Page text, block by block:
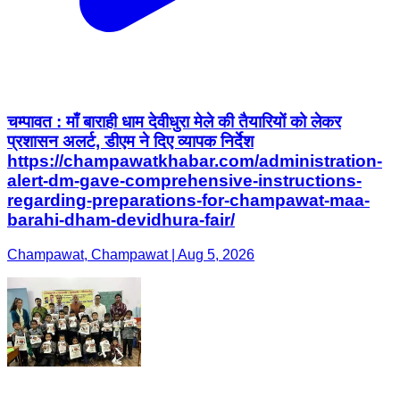
चम्पावत : माँ बाराही धाम देवीधुरा मेले की तैयारियों को लेकर
प्रशासन अलर्ट, डीएम ने दिए व्यापक निर्देश
https://champawatkhabar.com/administration-
alert-dm-gave-comprehensive-instructions-
regarding-preparations-for-champawat-maa-
barahi-dham-devidhura-fair/
Champawat, Champawat | Aug 5, 2026